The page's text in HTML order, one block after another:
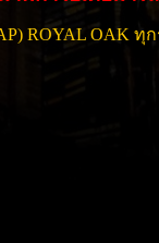
ROYAL